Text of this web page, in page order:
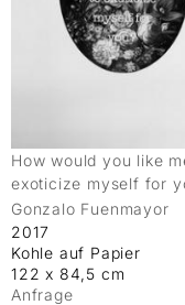
How would you like
exoticize myself for
Gonzalo Fuenmayor
2017
Kohle auf Papier
122 x 84,5 cm
Anfrage